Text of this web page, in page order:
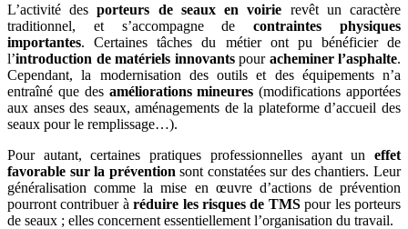
L’activité desporteurs de seaux en voirie revêt un caractère
traditionnel, et s’accompagne decontraintes physiques
importantes. Certaines tâches du métier ont pu bénéficier de
l’introduction de matériels innovantspour acheminer l’asphalte.
Cependant, la modernisation des outils et des équipements n’a
entraîné que des améliorations mineures (modifications apportées
aux anses des seaux, aménagements de la plateforme d’accueil des
seaux pour le remplissage…).
Pour autant, certaines pratiques professionnelles ayant un effet
favorable sur la prévention sont constatées sur des chantiers. Leur
généralisation comme la mise en œuvre d’actions de prévention
pourront contribuer àréduire les risques de TMSpour les porteurs
de seaux ; elles concernent essentiellement l’organisation du travail.